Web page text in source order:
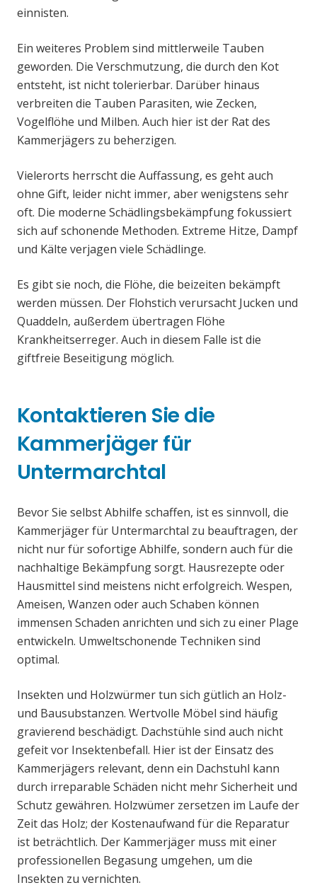
einnisten.
Ein weiteres Problem sind mittlerweile Tauben
geworden. Die Verschmutzung, die durch den Kot
entsteht, ist nicht tolerierbar. Darüber hinaus
verbreiten die Tauben Parasiten, wie Zecken,
Vogelflöhe und Milben. Auch hier ist der Rat des
Kammerjägers zu beherzigen.
Vielerorts herrscht die Auffassung, es geht auch
ohne Gift, leider nicht immer, aber wenigstens sehr
oft. Die moderne Schädlingsbekämpfung fokussiert
sich auf schonende Methoden. Extreme Hitze, Dampf
und Kälte verjagen viele Schädlinge.
Es gibt sie noch, die Flöhe, die beizeiten bekämpft
werden müssen. Der Flohstich verursacht Jucken und
Quaddeln, außerdem übertragen Flöhe
Krankheitserreger. Auch in diesem Falle ist die
giftfreie Beseitigung möglich.
Kontaktieren Sie die
Kammerjäger für
Untermarchtal
Bevor Sie selbst Abhilfe schaffen, ist es sinnvoll, die
Kammerjäger für Untermarchtal zu beauftragen, der
nicht nur für sofortige Abhilfe, sondern auch für die
nachhaltige Bekämpfung sorgt. Hausrezepte oder
Hausmittel sind meistens nicht erfolgreich. Wespen,
Ameisen, Wanzen oder auch Schaben können
immensen Schaden anrichten und sich zu einer Plage
entwickeln. Umweltschonende Techniken sind
optimal.
Insekten und Holzwürmer tun sich gütlich an Holz-
und Bausubstanzen. Wertvolle Möbel sind häufig
gravierend beschädigt. Dachstühle sind auch nicht
gefeit vor Insektenbefall. Hier ist der Einsatz des
Kammerjägers relevant, denn ein Dachstuhl kann
durch irreparable Schäden nicht mehr Sicherheit und
Schutz gewähren. Holzwümer zersetzen im Laufe der
Zeit das Holz; der Kostenaufwand für die Reparatur
ist beträchtlich. Der Kammerjäger muss mit einer
professionellen Begasung umgehen, um die
Insekten zu vernichten.